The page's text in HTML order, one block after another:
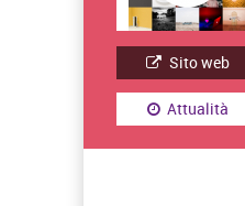
Sito web
Attualità